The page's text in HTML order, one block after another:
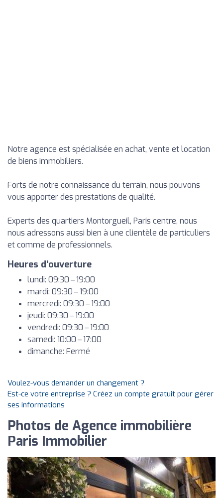
Notre agence est spécialisée en achat, vente et location
de biens immobiliers.
Forts de notre connaissance du terrain, nous pouvons
vous apporter des prestations de qualité.
Experts des quartiers Montorgueil, Paris centre, nous
nous adressons aussi bien à une clientèle de particuliers
et comme de professionnels.
Heures d'ouverture
lundi: 09:30 – 19:00
mardi: 09:30 – 19:00
mercredi: 09:30 – 19:00
jeudi: 09:30 – 19:00
vendredi: 09:30 – 19:00
samedi: 10:00 – 17:00
dimanche: Fermé
Voulez-vous demander un changement ?
Est-ce votre entreprise ? Créez un compte gratuit pour gérer
ses informations
Photos de Agence immobilière
Paris Immobilier